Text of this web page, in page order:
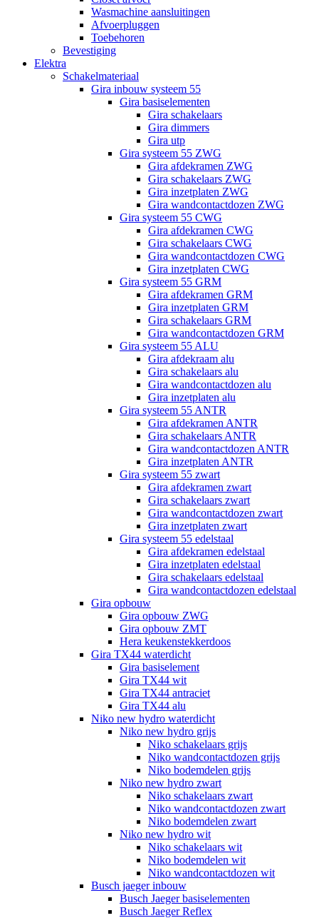
Wasmachine aansluitingen
Afvoerpluggen
Toebehoren
Bevestiging
Elektra
Schakelmateriaal
Gira inbouw systeem 55
Gira basiselementen
Gira schakelaars
Gira dimmers
Gira utp
Gira systeem 55 ZWG
Gira afdekramen ZWG
Gira schakelaars ZWG
Gira inzetplaten ZWG
Gira wandcontactdozen ZWG
Gira systeem 55 CWG
Gira afdekramen CWG
Gira schakelaars CWG
Gira wandcontactdozen CWG
Gira inzetplaten CWG
Gira systeem 55 GRM
Gira afdekramen GRM
Gira inzetplaten GRM
Gira schakelaars GRM
Gira wandcontactdozen GRM
Gira systeem 55 ALU
Gira afdekraam alu
Gira schakelaars alu
Gira wandcontactdozen alu
Gira inzetplaten alu
Gira systeem 55 ANTR
Gira afdekramen ANTR
Gira schakelaars ANTR
Gira wandcontactdozen ANTR
Gira inzetplaten ANTR
Gira systeem 55 zwart
Gira afdekramen zwart
Gira schakelaars zwart
Gira wandcontactdozen zwart
Gira inzetplaten zwart
Gira systeem 55 edelstaal
Gira afdekramen edelstaal
Gira inzetplaten edelstaal
Gira schakelaars edelstaal
Gira wandcontactdozen edelstaal
Gira opbouw
Gira opbouw ZWG
Gira opbouw ZMT
Hera keukenstekkerdoos
Gira TX44 waterdicht
Gira basiselement
Gira TX44 wit
Gira TX44 antraciet
Gira TX44 alu
Niko new hydro waterdicht
Niko new hydro grijs
Niko schakelaars grijs
Niko wandcontactdozen grijs
Niko bodemdelen grijs
Niko new hydro zwart
Niko schakelaars zwart
Niko wandcontactdozen zwart
Niko bodemdelen zwart
Niko new hydro wit
Niko schakelaars wit
Niko bodemdelen wit
Niko wandcontactdozen wit
Busch jaeger inbouw
Busch Jaeger basiselementen
Busch Jaeger Reflex